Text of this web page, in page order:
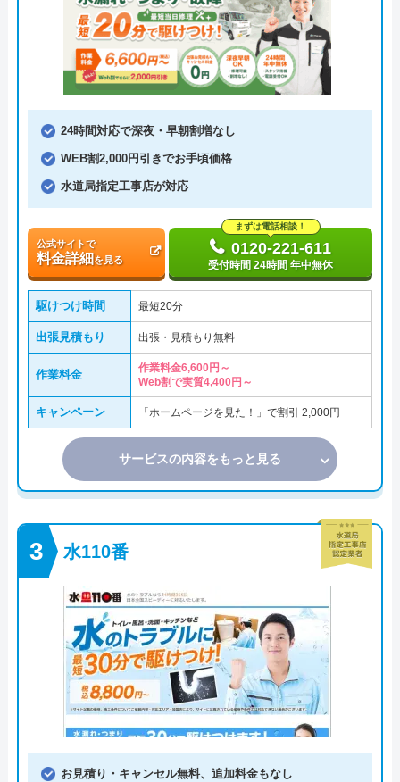
24時間対応で深夜・早朝割増なし
WEB割2,000円引きでお手頃価格
水道局指定工事店が対応
公式サイトで
料金詳細を見る
まずは電話相談！
0120-221-611
受付時間 24時間 年中無休
駆けつけ時間 最短20分
出張見積もり 出張・見積もり無料
作業料金
作業料金6,600円～
Web割で実質4,400円～
キャンペーン 「ホームページを見た！」で割引 2,000円
サービスの内容をもっと見る
水110番
お見積り・キャンセル無料、追加料金もなし